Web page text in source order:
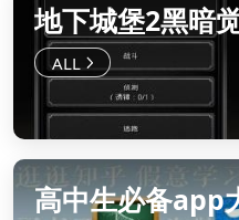
地下城堡2黑暗
高中生必备app